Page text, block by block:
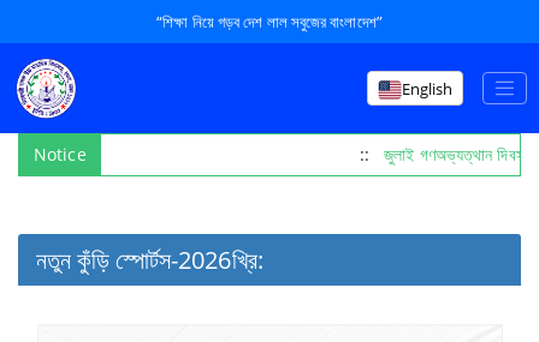
“শিক্ষা নিয়ে গড়ব দেশ লাল সবুজের বাংলাদেশ”
English
Notice :: জুলাই গণঅভ্যত্থান দিবস
নতুন কুঁড়ি স্পোর্টস-2026খ্রি: